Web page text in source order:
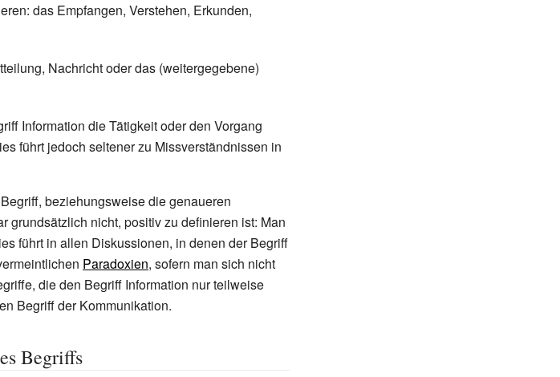
das Empfangen, Verstehen, Erkunden,
Nachricht oder das (weitergegebene)
Information die Tätigkeit oder den Vorgang
führt jedoch seltener zu Missverständnissen in
beziehungsweise die genaueren
grundsätzlich nicht, positiv zu definieren ist: Man
führt in allen Diskussionen, in denen der Begriff
Paradoxien, sofern man sich nicht
die den Begriff Information nur teilweise
Begriff der Kommunikation.
Begriffs